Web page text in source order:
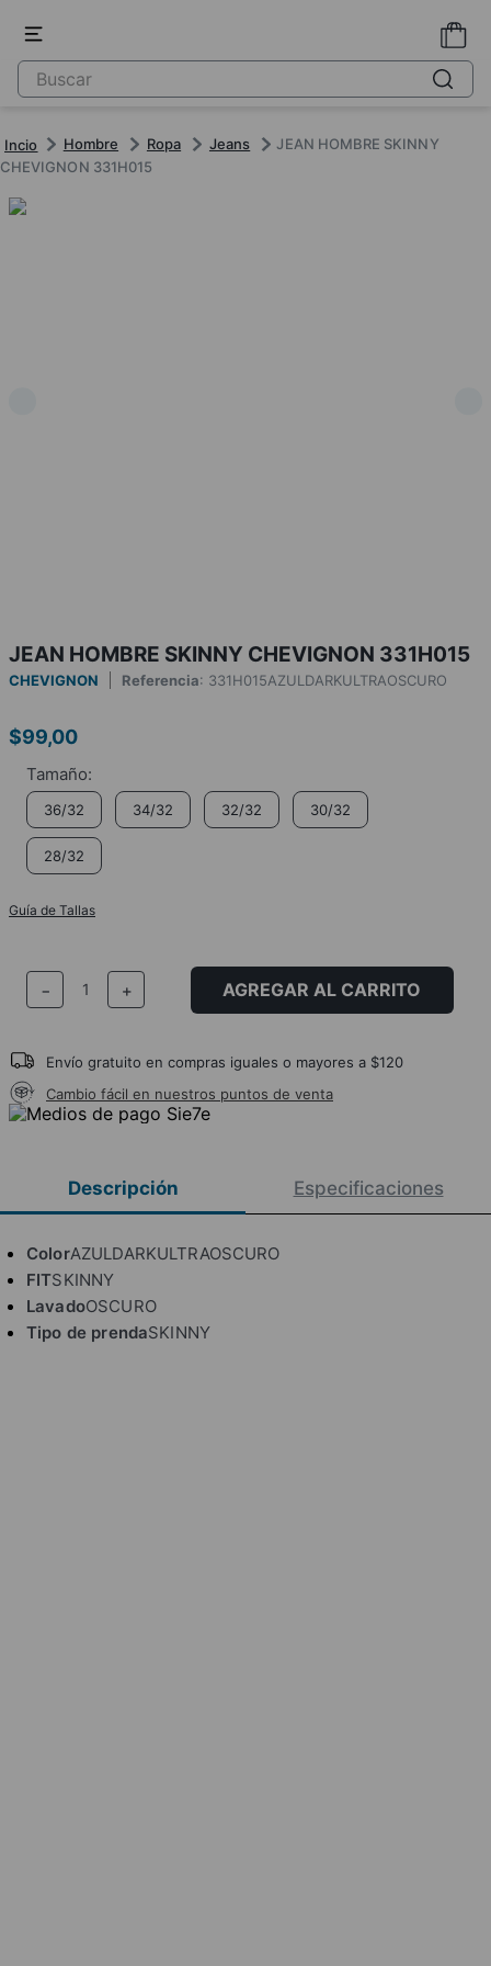
Hombre Ropa Jeans
JEAN HOMBRE SKINNY
CHEVIGNON 331H015
JEAN HOMBRE SKINNY CHEVIGNON 331H015
CHEVIGNON Referencia: 331H015AZULDARKULTRAOSCURO
$99,00
36/32 34/32 32/32 30/32
28/32
Guía de Tallas
＋
－ AGREGAR AL CARRITO
Envío gratuito en compras iguales o mayores a $120
Cambio fácil en nuestros puntos de venta
Descripción Especificaciones
ColorAZULDARKULTRAOSCURO
FITSKINNY
LavadoOSCURO
Tipo de prendaSKINNY